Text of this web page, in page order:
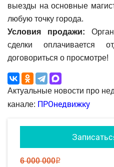
выезды на основные
любую точку города.
Условия продажи:
сделки оплачивается
договориться о просмотре!
Актуальные новости про
канале: ПРОнедвижку
6 000 000q